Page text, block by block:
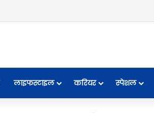
लाइफस्टाइल करियर स्पेशल